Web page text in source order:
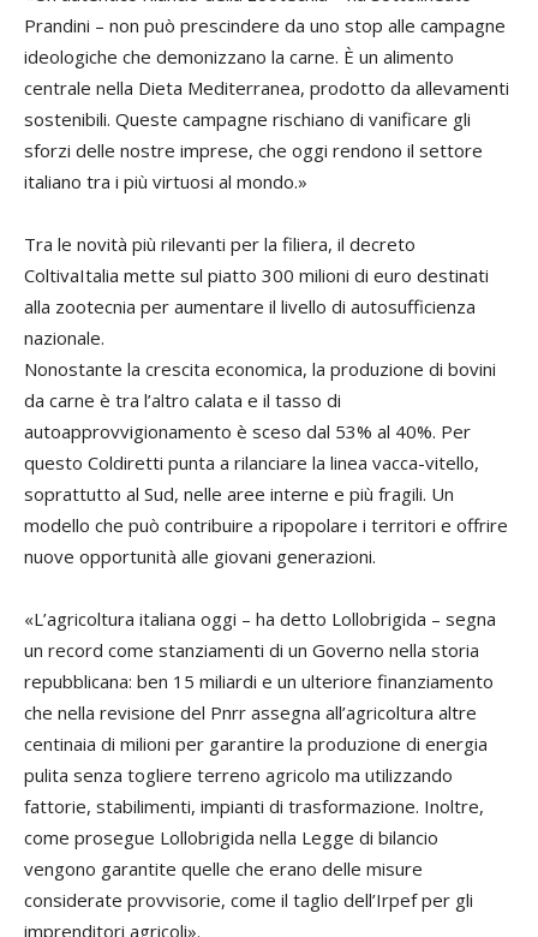
Prandini – non può prescindere da uno stop alle campagne
ideologiche che demonizzano la carne. È un alimento
centrale nella Dieta Mediterranea, prodotto da allevamenti
sostenibili. Queste campagne rischiano di vanificare gli
sforzi delle nostre imprese, che oggi rendono il settore
italiano tra i più virtuosi al mondo.»
Tra le novità più rilevanti per la filiera, il decreto
ColtivaItalia mette sul piatto 300 milioni di euro destinati
alla zootecnia per aumentare il livello di autosufficienza
nazionale.
Nonostante la crescita economica, la produzione di bovini
da carne è tra l’altro calata e il tasso di
autoapprovvigionamento è sceso dal 53% al 40%. Per
questo Coldiretti punta a rilanciare la linea vacca-vitello,
soprattutto al Sud, nelle aree interne e più fragili. Un
modello che può contribuire a ripopolare i territori e offrire
nuove opportunità alle giovani generazioni.
«L’agricoltura italiana oggi – ha detto Lollobrigida – segna
un record come stanziamenti di un Governo nella storia
repubblicana: ben 15 miliardi e un ulteriore finanziamento
che nella revisione del Pnrr assegna all’agricoltura altre
centinaia di milioni per garantire la produzione di energia
pulita senza togliere terreno agricolo ma utilizzando
fattorie, stabilimenti, impianti di trasformazione. Inoltre,
come prosegue Lollobrigida nella Legge di bilancio
vengono garantite quelle che erano delle misure
considerate provvisorie, come il taglio dell’Irpef per gli
imprenditori agricoli».